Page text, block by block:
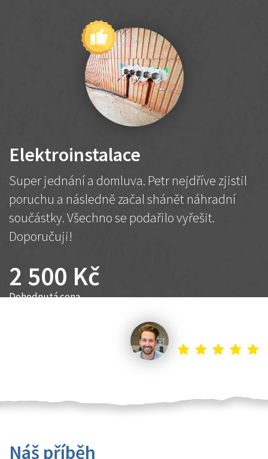
Elektroinstalace
Super jednání a domluva. Petr nejdříve zjistil
poruchu a následně začal shánět náhradní
součástky. Všechno se podařilo vyřešit.
Doporučuji!
2 500 Kč
Dohodnutá cena
Náš příběh